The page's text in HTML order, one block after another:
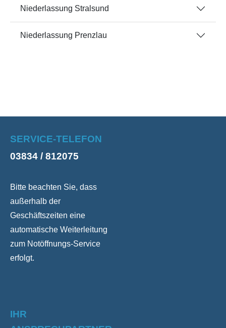
Niederlassung Stralsund
Niederlassung Prenzlau
SERVICE-TELEFON
03834 / 812075
Bitte beachten Sie, dass
außerhalb der
Geschäftszeiten eine
automatische Weiterleitung
zum Notöffnungs-Service
erfolgt.
IHR